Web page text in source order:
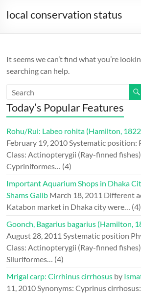
local conservation status
It seems we can’t find what you’re
searching can help.
Today’s Popular Features
Rohu/Rui: Labeo rohita (Hamilton,
February 19, 2010Systematic position:
Class: Actinopterygii (Ray-finned
Cypriniformes… (4)
Important Aquarium Shops in Dhaka
Shams Galib March 18, 2011 Different
Katabon market in Dhaka city were… (4)
Goonch, Bagarius bagarius (Hamilton,
August 28, 2011 Systematic position
Class: Actinopterygii (Ray-finned
Siluriformes… (4)
Mrigal carp: Cirrhinus cirrhosus by
11, 2010Synonyms: Cyprinus